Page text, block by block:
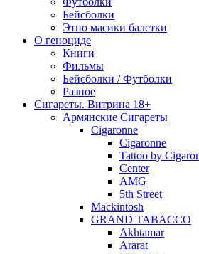
Бейсболки
Этно масики балетки
О геноциде
Книги
Фильмы
Бейсболки / Футболки
Разное
Сигареты. Витрина 18+
Армянские Сигареты
Cigaronne
Cigaronne
Tattoo by
Center
AMG
5th Street
Mackintosh
GRAND TABACCO
Akhtamar
Ararat